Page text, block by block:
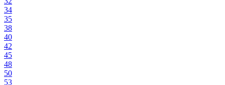
34
35
38
40
42
45
48
50
53